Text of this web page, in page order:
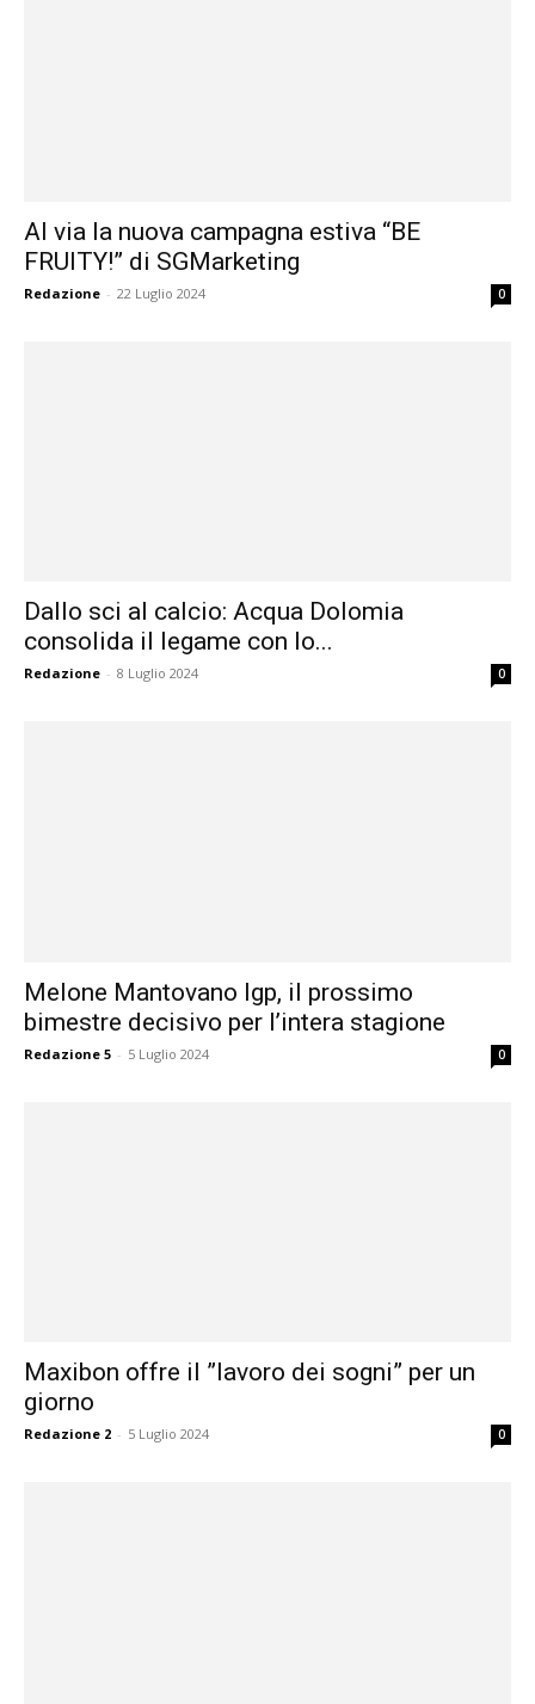
Al via la nuova campagna estiva “BE
FRUITY!” di SGMarketing
Redazione - 22 Luglio 2024 0
Dallo sci al calcio: Acqua Dolomia
consolida il legame con lo...
Redazione - 8 Luglio 2024 0
Melone Mantovano Igp, il prossimo
bimestre decisivo per l’intera stagione
Redazione 5 - 5 Luglio 2024 0
Maxibon offre il ”lavoro dei sogni” per un
giorno
Redazione 2 - 5 Luglio 2024 0